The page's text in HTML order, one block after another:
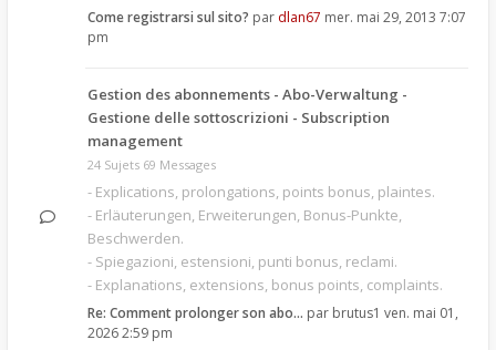
Come registrarsi sul sito? par dlan67 mer. mai 29, 2013 7:07
pm
Gestion des abonnements - Abo-Verwaltung -
Gestione delle sottoscrizioni - Subscription
management
24 Sujets 69 Messages
- Explications, prolongations, points bonus, plaintes.
- Erläuterungen, Erweiterungen, Bonus-Punkte,
Beschwerden.
- Spiegazioni, estensioni, punti bonus, reclami.
- Explanations, extensions, bonus points, complaints.
Re: Comment prolonger son abo… par brutus1 ven. mai 01,
2026 2:59 pm